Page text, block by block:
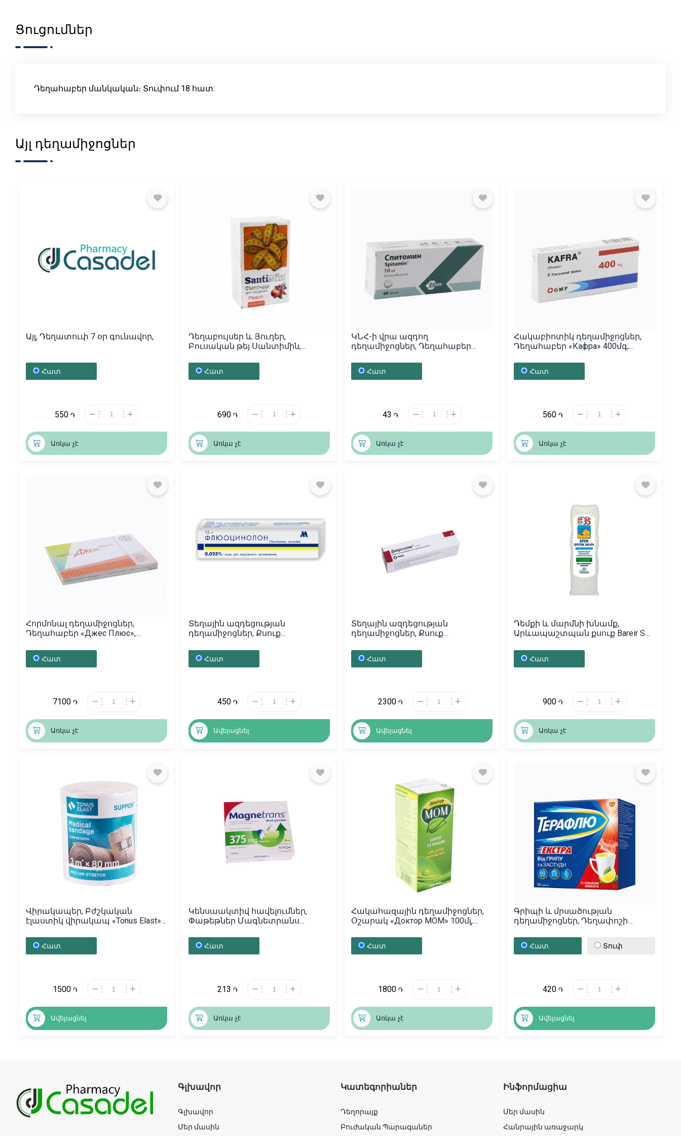
Ցուցումներ
Դեղահաբեր մանկական։ Տուփում 18 հատ:
Այլ դեղամիջոցներ
Այլ, Դեղատուփ 7 օր գունավոր,
Հատ
550 ֏
Առկա չէ
Դեղաբույսեր և Յուղեր,
Բուսական թեյ Սանտիմին,
Հատ
690 ֏
Առկա չէ
ԿՆՀ-ի վրա ազդող
դեղամիջոցներ, Դեղահաբեր
Հատ
43 ֏
Առկա չէ
Հակաբիոտիկ դեղամիջոցներ,
Դեղահաբեր «Кафра» 400մգ,
Հատ
560 ֏
Առկա չէ
Հորմոնալ դեղամիջոցներ,
Դեղահաբեր «Джес Плюс»,
Հատ
7100 ֏
Առկա չէ
Տեղային ազդեցության
դեղամիջոցներ, Քսուք
Հատ
450 ֏
Ավելացնել
Տեղային ազդեցության
դեղամիջոցներ, Քսուք
Հատ
2300 ֏
Ավելացնել
Դեմքի և մարմնի խնամք,
Արևապաշտպան քսուք Bareir SPF
Հատ
900 ֏
Առկա չէ
Վիրակապեր, Բժշկական
էլաստիկ վիրակապ «Tonus Elast»
Հատ
1500 ֏
Ավելացնել
Կենսաակտիվ հավելումներ,
Փաթեթներ Մագնետրանս
Հատ
213 ֏
Առկա չէ
Հակահազային դեղամիջոցներ,
Օշարակ «Доктор МОМ» 100մլ,
Հատ
1800 ֏
Առկա չէ
Գրիպի և մրսածության
դեղամիջոցներ, Դեղափոշի
Հատ Տուփ
420 ֏
Ավելացնել
Գլխավոր
Գլխավոր
Մեր մասին
Կատեգորիաներ
Դեղորայք
Բուժական Պարագաներ
Ինֆորմացիա
Մեր մասին
Հանրային առաջարկ